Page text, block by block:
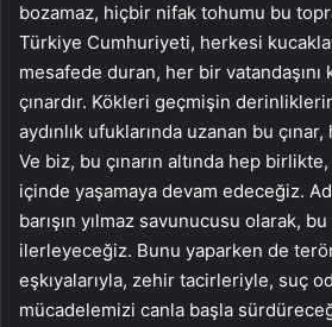
bozamaz, hiçbir nifak tohumu bu
Türkiye Cumhuriyeti, herkesi
mesafede duran, her bir
çınardır. Kökleri geçmişin
aydınlık ufuklarında uzanan bu
Ve biz, bu çınarın altında hep
içinde yaşamaya devam edeceğiz.
barışın yılmaz savunucusu olarak,
ilerleyeceğiz. Bunu yaparken de
eşkıyalarıyla, zehir tacirleriyle, suç
mücadelemizi canla başla